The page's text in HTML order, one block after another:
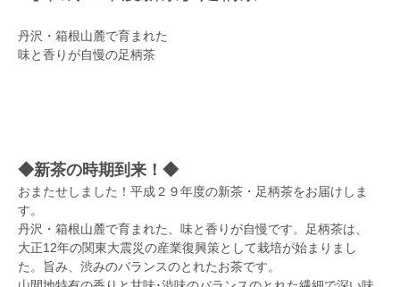
丹沢・箱根山麓で育まれた
味と香りが自慢の足柄茶
◆新茶の時期到来！◆
おまたせしました！平成２９年度の新茶・足柄茶をお届けしま
す。
丹沢・箱根山麓で育まれた、味と香りが自慢です。足柄茶は、
大正12年の関東大震災の産業復興策として栽培が始まりまし
た。旨み、渋みのバランスのとれたお茶です。